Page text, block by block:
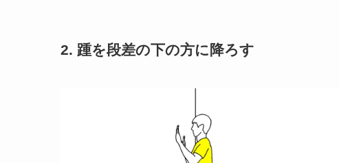
2. 踵を段差の下の方に降ろす